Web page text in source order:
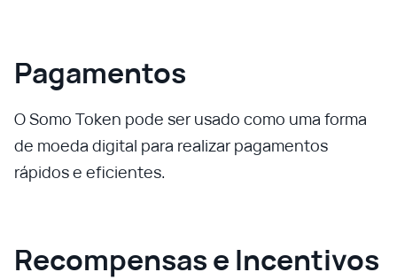
Pagamentos
O Somo Token pode ser usado como uma forma
de moeda digital para realizar pagamentos
rápidos e eficientes.
Recompensas e Incentivos